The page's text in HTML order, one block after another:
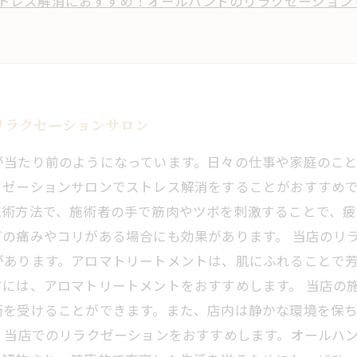
クセーションサロン
たり前のようになっています。日々の仕事や家庭のこ
ーションサロンでストレス解消をすることがおすすめ
方法で、施術者の手で筋肉やツボを刺激することで、
痛みやコリがある場合にも効果があります。 当店の
ります。アロマトリートメントは、肌にふれることで
は、アロマトリートメントをおすすめします。 当店の
受けることができます。また、店内は静かな環境を保
店でのリラクゼーションをおすすめします。オール